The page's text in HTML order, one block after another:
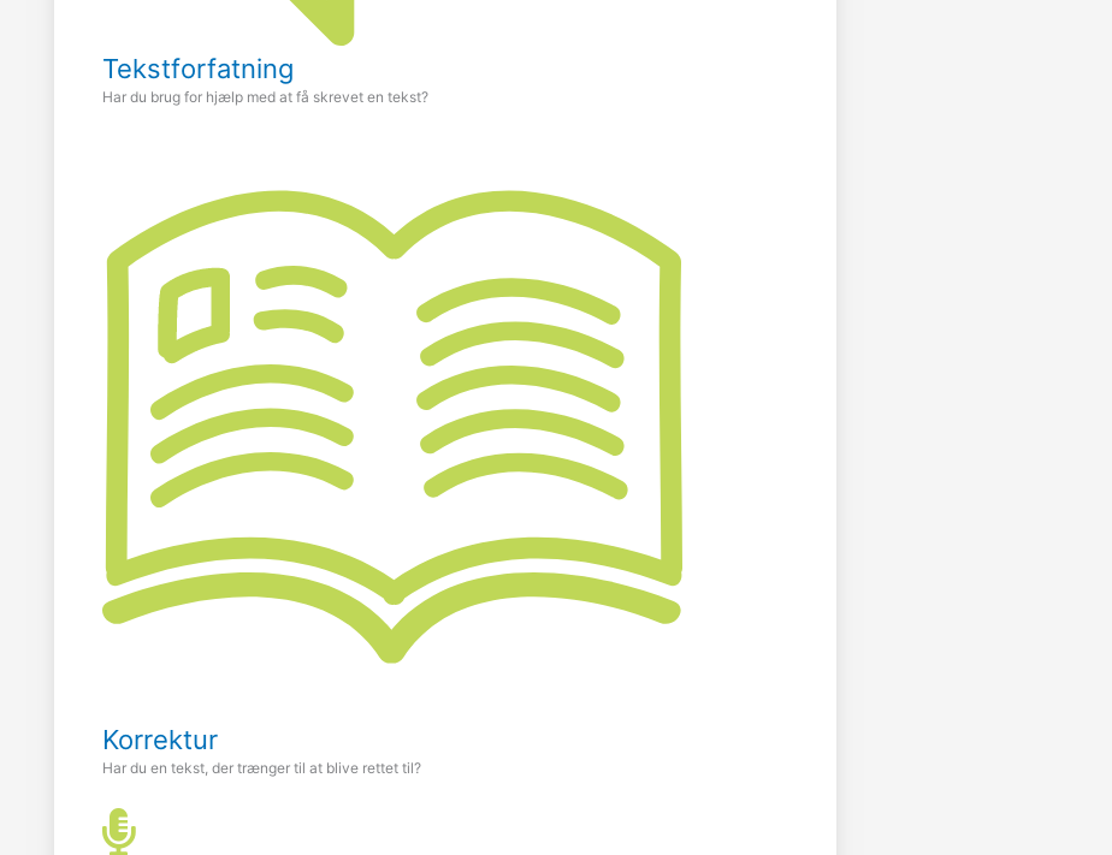
Tekstforfatning
Har du brug for hjælp med at få skrevet en tekst?
Korrektur
Har du en tekst, der trænger til at blive rettet til?